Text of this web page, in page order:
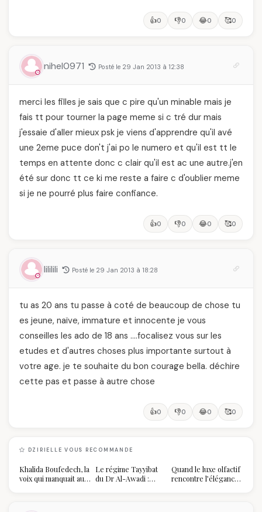
👍0 👎0 😂0 🥰0
nihel0971 Posté le 29 Jan 2013 à 12:38
merci les filles je sais que c pire qu'un minable mais je
fais tt pour tourner la page meme si c tré dur mais
j'essaie d'aller mieux psk je viens d'apprendre qu'il avé
une 2eme puce don't j'ai po le numero et qu'il est tt le
temps en attente donc c clair qu'il est ac une autre.j'en
été sur donc tt ce ki me reste a faire c d'oublier meme
si je ne pourré plus faire confiance.
👍0 👎0 😂0 🥰0
lililili Posté le 29 Jan 2013 à 18:28
tu as 20 ans tu passe à coté de beaucoup de chose tu
es jeune, naïve, immature et innocente je vous
conseilles les ado de 18 ans ….focalisez vous sur les
etudes et d'autres choses plus importante surtout à
votre age. je te souhaite du bon courage bella. déchire
cette pas et passe à autre chose
👍0 👎0 😂0 🥰0
DZIRIELLE VOUS RECOMMANDE
Khalida Boufedech, la
voix qui manquait au
Le régime Tayyibat
du Dr Al-Awadi :
Quand le luxe olfactif
rencontre l’élégance